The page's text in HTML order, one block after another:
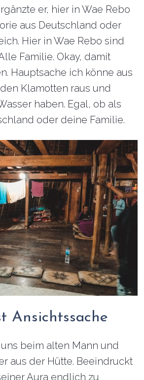
er, hier in Wae Rebo
aus Deutschland oder
Hier in Wae Rebo sind
Familie. Okay, damit
Hauptsache ich könne aus
Klamotten raus und
haben. Egal, ob als
oder deine Familie.
Ansichtssache
beim alten Mann und
aus der Hütte. Beeindruckt
Aura endlich zu